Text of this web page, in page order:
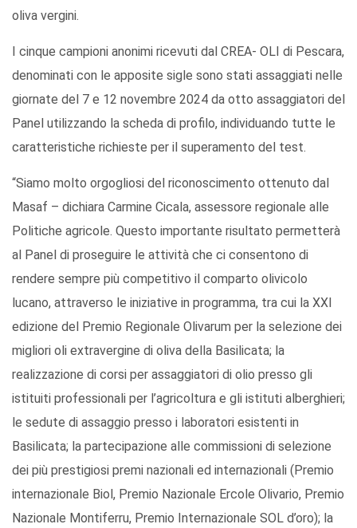
oliva vergini.
I cinque campioni anonimi ricevuti dal CREA- OLI di Pescara,
denominati con le apposite sigle sono stati assaggiati nelle
giornate del 7 e 12 novembre 2024 da otto assaggiatori del
Panel utilizzando la scheda di profilo, individuando tutte le
caratteristiche richieste per il superamento del test.
“Siamo molto orgogliosi del riconoscimento ottenuto dal
Masaf – dichiara Carmine Cicala, assessore regionale alle
Politiche agricole. Questo importante risultato permetterà
al Panel di proseguire le attività che ci consentono di
rendere sempre più competitivo il comparto olivicolo
lucano, attraverso le iniziative in programma, tra cui la XXI
edizione del Premio Regionale Olivarum per la selezione dei
migliori oli extravergine di oliva della Basilicata; la
realizzazione di corsi per assaggiatori di olio presso gli
istituiti professionali per l’agricoltura e gli istituti alberghieri;
le sedute di assaggio presso i laboratori esistenti in
Basilicata; la partecipazione alle commissioni di selezione
dei più prestigiosi premi nazionali ed internazionali (Premio
internazionale Biol, Premio Nazionale Ercole Olivario, Premio
Nazionale Montiferru, Premio Internazionale SOL d’oro); la